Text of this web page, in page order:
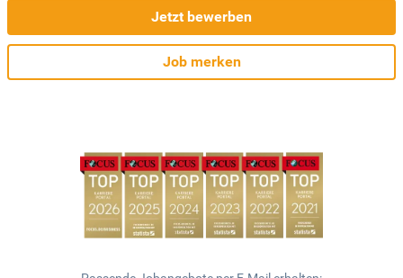
Jetzt bewerben
Job merken